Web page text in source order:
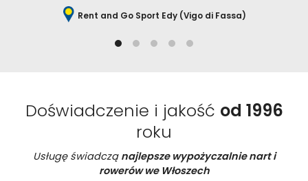
Rent and Go Sport Edy (Vigo di Fassa)
Doświadczenie i jakość od 1996
roku
Usługę świadczą najlepsze wypożyczalnie nart i
rowerów we Włoszech